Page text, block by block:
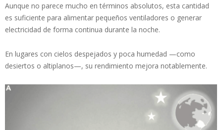
Aunque no parece mucho en términos absolutos, esta cantidad
es suficiente para alimentar pequeños ventiladores o generar
electricidad de forma continua durante la noche.
En lugares con cielos despejados y poca humedad —como
desiertos o altiplanos—, su rendimiento mejora notablemente.